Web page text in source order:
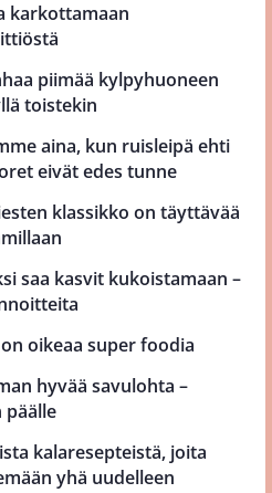
karkottamaan
piimää kylpyhuoneen
toistekin
aina, kun ruisleipä ehti
eivät edes tunne
klassikko on täyttävää
saa kasvit kukoistamaan –
oikeaa super foodia
hyvää savulohta –
päälle
kalaresepteistä, joita
yhä uudelleen